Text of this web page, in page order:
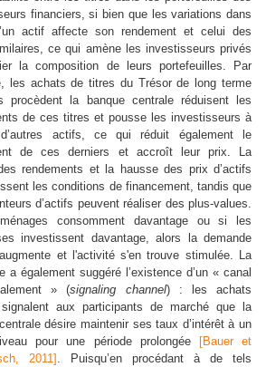
financiers, si bien que les variations dans
actif affecte son rendement et celui des
ce qui amène les investisseurs privés
la composition de leurs portefeuilles. Par
les achats de titres du Trésor de long terme
procèdent la banque centrale réduisent les
de ces titres et pousse les investisseurs à
actifs, ce qui réduit également le
de ces derniers et accroît leur prix. La
rendements et la hausse des prix d’actifs
les conditions de financement, tandis que
d’actifs peuvent réaliser des plus-values.
consomment davantage ou si les
investissent davantage, alors la demande
et l'activité s'en trouve stimulée. La
a également suggéré l’existence d’un « canal
» (signaling channel) : les achats
signalent aux participants de marché que la
désire maintenir ses taux d’intérêt à un
pour une période prolongée
[Bauer et
2011] . Puisqu’en procédant à de tels